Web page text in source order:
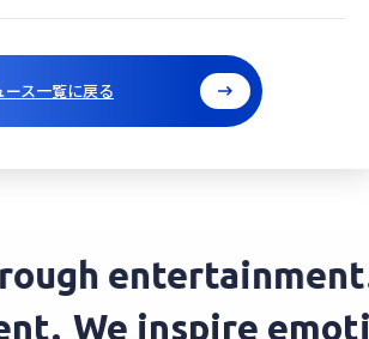
ース一覧に戻る
entertainment.
We inspire